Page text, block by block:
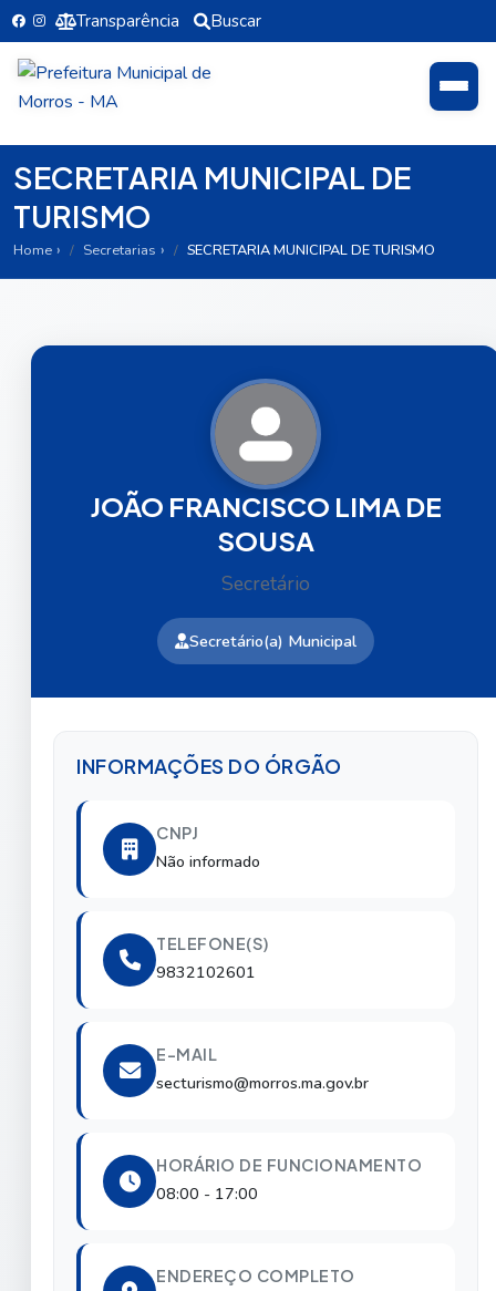
Transparência Buscar
SECRETARIA MUNICIPAL DE
TURISMO
Home Secretarias SECRETARIA MUNICIPAL DE TURISMO
JOÃO FRANCISCO LIMA DE
SOUSA
Secretário
Secretário(a) Municipal
INFORMAÇÕES DO ÓRGÃO
CNPJ
Não informado
TELEFONE(S)
9832102601
E-MAIL
secturismo@morros.ma.gov.br
HORÁRIO DE FUNCIONAMENTO
08:00 - 17:00
ENDEREÇO COMPLETO